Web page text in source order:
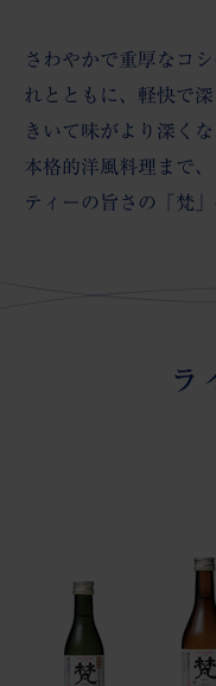
さわやかで重厚なコ
れとともに、軽快で
きいて味がより深く
本格的洋風料理まで
ティーの旨さの「梵」
ラ